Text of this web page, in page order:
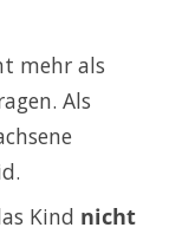
mehr als
Als
Kind nicht